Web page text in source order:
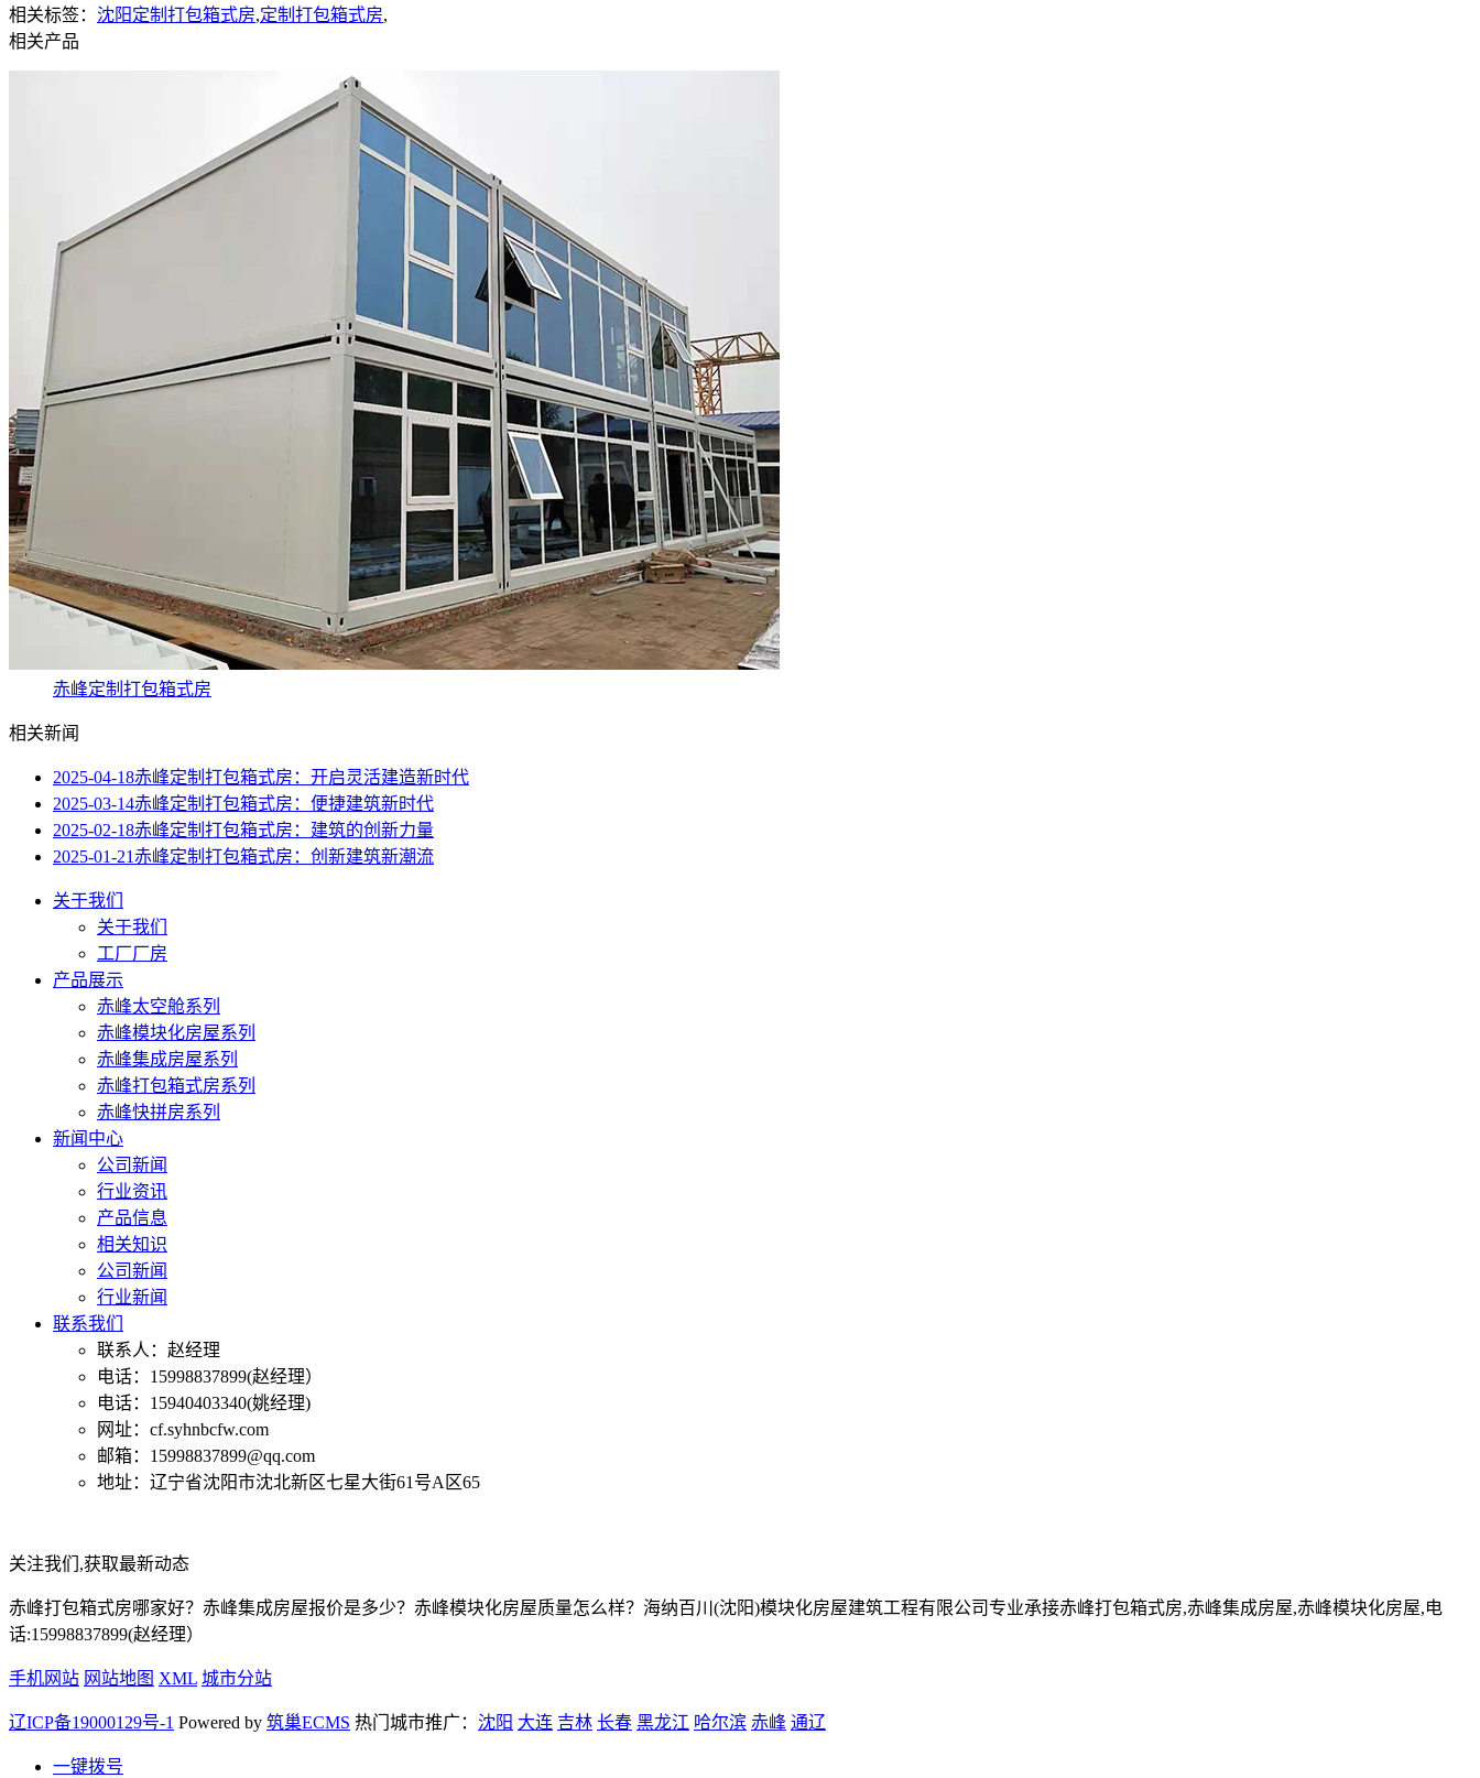
相关标签： 沈阳定制打包箱式房,定制打包箱式房,
相关产品
赤峰定制打包箱式房
相关新闻
2025-04-18赤峰定制打包箱式房：开启灵活建造新时代​
2025-03-14赤峰定制打包箱式房：便捷建筑新时代​
2025-02-18赤峰定制打包箱式房：建筑的创新力量
2025-01-21赤峰定制打包箱式房：创新建筑新潮流
关于我们
关于我们
工厂厂房
产品展示
赤峰太空舱系列
赤峰模块化房屋系列
赤峰集成房屋系列
赤峰打包箱式房系列
赤峰快拼房系列
新闻中心
公司新闻
行业资讯
产品信息
相关知识
公司新闻
行业新闻
联系我们
联系人：赵经理
电话：15998837899(赵经理）
电话：15940403340(姚经理)
网址：cf.syhnbcfw.com
邮箱：15998837899@qq.com
地址：辽宁省沈阳市沈北新区七星大街61号A区65
关注我们,获取最新动态
赤峰打包箱式房哪家好？赤峰集成房屋报价是多少？赤峰模块化房屋质量怎么样？海纳百川(沈阳)模块化房屋建筑工程有限公司专业承接赤峰打包箱式房,赤峰集成房屋,赤峰模块化房屋,电
话:15998837899(赵经理）
手机网站 网站地图 XML 城市分站
辽ICP备19000129号-1 Powered by 筑巢ECMS 热门城市推广： 沈阳 大连 吉林 长春 黑龙江 哈尔滨 赤峰 通辽
一键拨号